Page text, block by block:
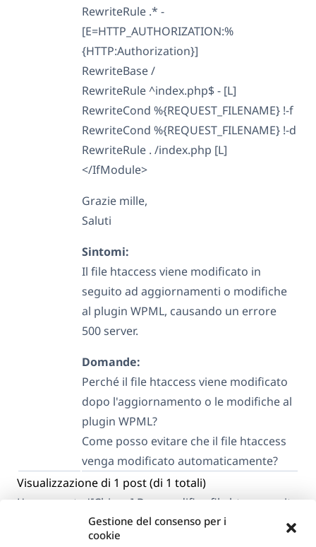
Gestione del consenso per i
cookie
RewriteRule .* -
[E=HTTP_AUTHORIZATION:%
{HTTP:Authorization}]
RewriteBase /
RewriteRule ^index.php$ - [L]
RewriteCond %{REQUEST_FILENAME} !-f
RewriteCond %{REQUEST_FILENAME} !-d
RewriteRule . /index.php [L]
</IfModule>
Grazie mille,
Saluti
Sintomi:
Il file htaccess viene modificato in
seguito ad aggiornamenti o modifiche
al plugin WPML, causando un errore
500 server.
Domande:
Perché il file htaccess viene modificato
dopo l'aggiornamento o le modifiche al
plugin WPML?
Come posso evitare che il file htaccess
venga modificato automaticamente?
Visualizzazione di 1 post (di 1 totali)
L'argomento '[Chiuso] Bug modifica file htaccess sito
web in seguito a modifiche o aggiornamenti plug-in
WPML' è chiuso a nuove risposte.